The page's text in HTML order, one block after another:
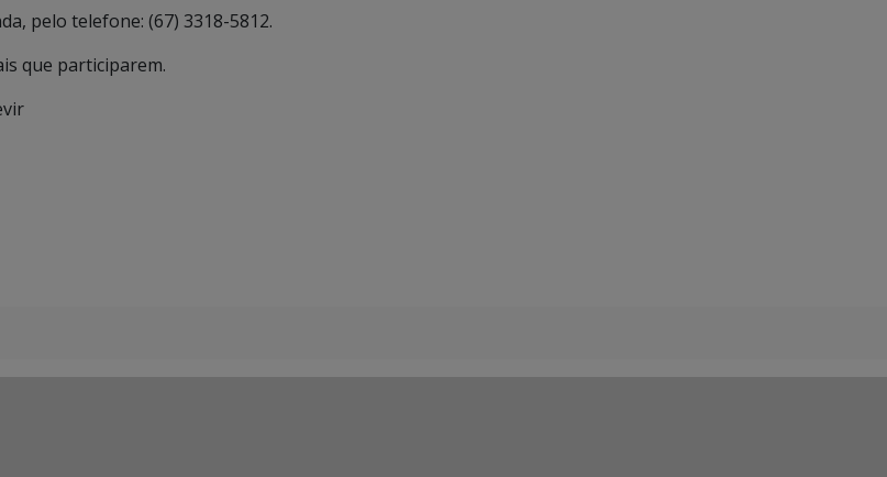
pelo telefone: (67) 3318-5812.
que participarem.